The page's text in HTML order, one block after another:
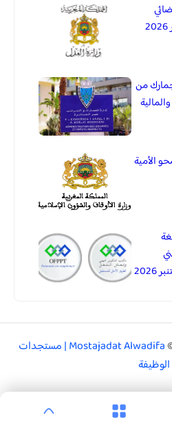
قضائي
الجمارك من
الأمية
Mostajadat Alwadifa | مستجدات
الوظيفة